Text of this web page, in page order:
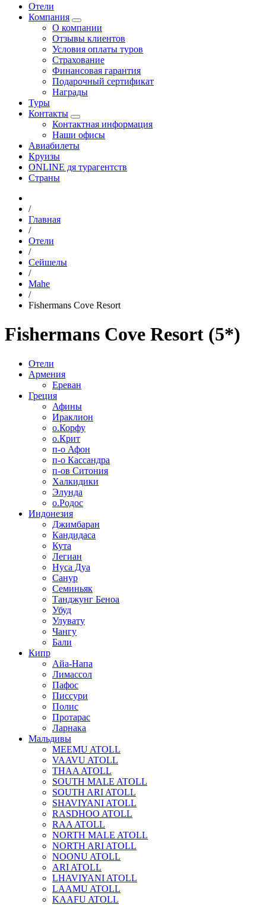
Отели
Компания
О компании
Отзывы клиентов
Условия оплаты туров
Страхование
Финансовая гарантия
Подарочный сертификат
Награды
Туры
Контакты
Контактная информация
Наши офисы
Авиабилеты
Круизы
ONLINE дя турагентств
Страны
/
Главная
/
Отели
/
Сейшелы
/
Mahe
/
Fishermans Cove Resort
Fishermans Cove Resort (5*)
Отели
Армения
Ереван
Греция
Афины
Ираклион
о.Корфу
о.Крит
п-о Афон
п-о Кассандра
п-ов Ситония
Халкидики
Элунда
о.Родос
Индонезия
Джимбаран
Кандидаса
Кута
Легиан
Нуса Дуа
Санур
Семиньяк
Танджунг Беноа
Убуд
Улувату
Чангу
Бали
Кипр
Айа-Напа
Лимассол
Пафос
Писсури
Полис
Протарас
Ларнака
Мальдивы
MEEMU ATOLL
VAAVU ATOLL
THAA ATOLL
SOUTH MALE ATOLL
SOUTH ARI ATOLL
SHAVIYANI ATOLL
RASDHOO ATOLL
RAA ATOLL
NORTH MALE ATOLL
NORTH ARI ATOLL
NOONU ATOLL
ARI ATOLL
LHAVIYANI ATOLL
LAAMU ATOLL
KAAFU ATOLL